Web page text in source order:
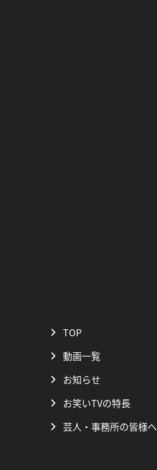
TOP
動画一覧
お知らせ
お笑いTVの特長
芸人・事務所の皆様へ